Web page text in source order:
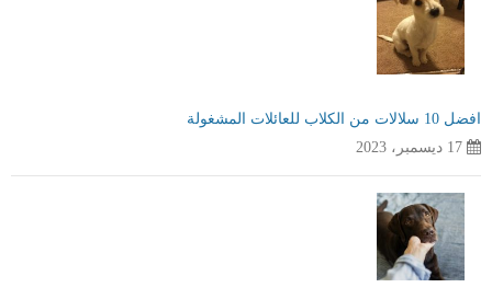
افضل 10 سلالات من الكلاب للعائلات المشغولة
17 ديسمبر، 2023